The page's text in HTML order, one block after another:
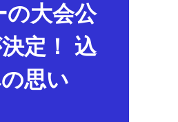
の大会公
定！ 込
思い